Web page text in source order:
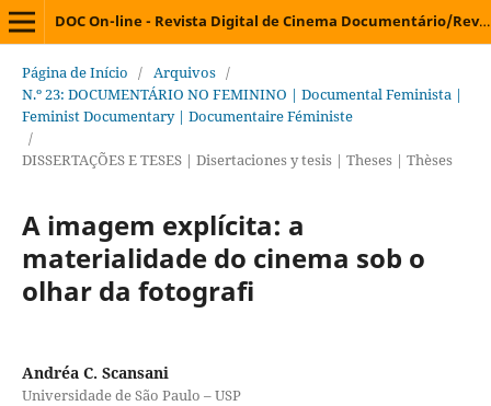
DOC On-line - Revista Digital de Cinema Documentário/Revista Digital de Cine Documental/Digital Journal on Documentary Cinema/Revue Électronique de Cinéma Documentaire
Página de Início / Arquivos /
N.º 23: DOCUMENTÁRIO NO FEMININO | Documental Feminista |
Feminist Documentary | Documentaire Féministe
/
DISSERTAÇÕES E TESES | Disertaciones y tesis | Theses | Thèses
A imagem explícita: a
materialidade do cinema sob o
olhar da fotografi
Andréa C. Scansani
Universidade de São Paulo – USP